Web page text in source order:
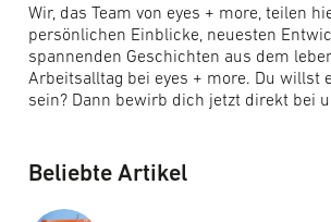
Wir, das Team von eyes + more, teilen
persönlichen Einblicke, neuesten
spannenden Geschichten aus dem
Arbeitsalltag bei eyes + more. Du willst
sein? Dann bewirb dich jetzt direkt bei
Beliebte Artikel